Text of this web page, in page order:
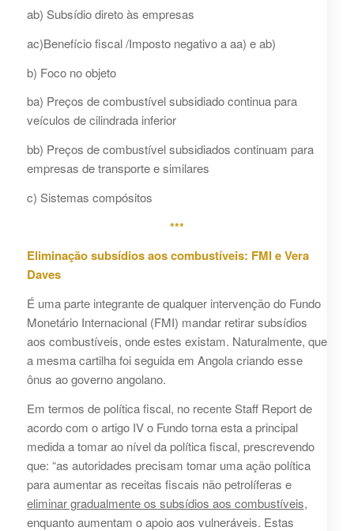
ab) Subsídio direto às empresas
ac)Benefício fiscal /Imposto negativo a aa) e ab)
b) Foco no objeto
ba) Preços de combustível subsidiado continua para
veículos de cilindrada inferior
bb) Preços de combustível subsidiados continuam para
empresas de transporte e similares
c) Sistemas compósitos
***
Eliminação subsídios aos combustíveis: FMI e Vera
Daves
É uma parte integrante de qualquer intervenção do Fundo
Monetário Internacional (FMI) mandar retirar subsídios
aos combustíveis, onde estes existam. Naturalmente, que
a mesma cartilha foi seguida em Angola criando esse
ônus ao governo angolano.
Em termos de política fiscal, no recente Staff Report de
acordo com o artigo IV o Fundo torna esta a principal
medida a tomar ao nível da política fiscal, prescrevendo
que: “as autoridades precisam tomar uma ação política
para aumentar as receitas fiscais não petrolíferas e
eliminar gradualmente os subsídios aos combustíveis,
enquanto aumentam o apoio aos vulneráveis. Estas